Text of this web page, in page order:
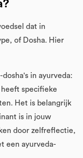
dat in
of Dosha. Hier
in ayurveda:
heeft specifieke
Het is belangrijk
is in jouw
door zelfreflectie,
een ayurveda-